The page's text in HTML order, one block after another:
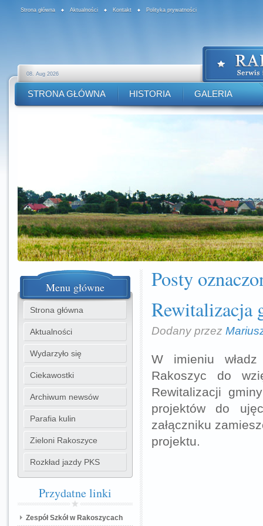
Strona główna Aktualności Kontakt Polityka prywatności
08. Aug 2026
STRONA GŁÓWNA HISTORIA GALERIA
Posty
Rewitalizacja
Dodany przez
W imieniu
Rakoszyc do
Rewitalizacji
projektów do
załączniku
projektu.
Menu główne
Strona główna
Aktualności
Wydarzyło się
Ciekawostki
Archiwum newsów
Parafia kulin
Zieloni Rakoszyce
Rozkład jazdy PKS
Przydatnelinki
Zespół Szkół w Rakoszycach